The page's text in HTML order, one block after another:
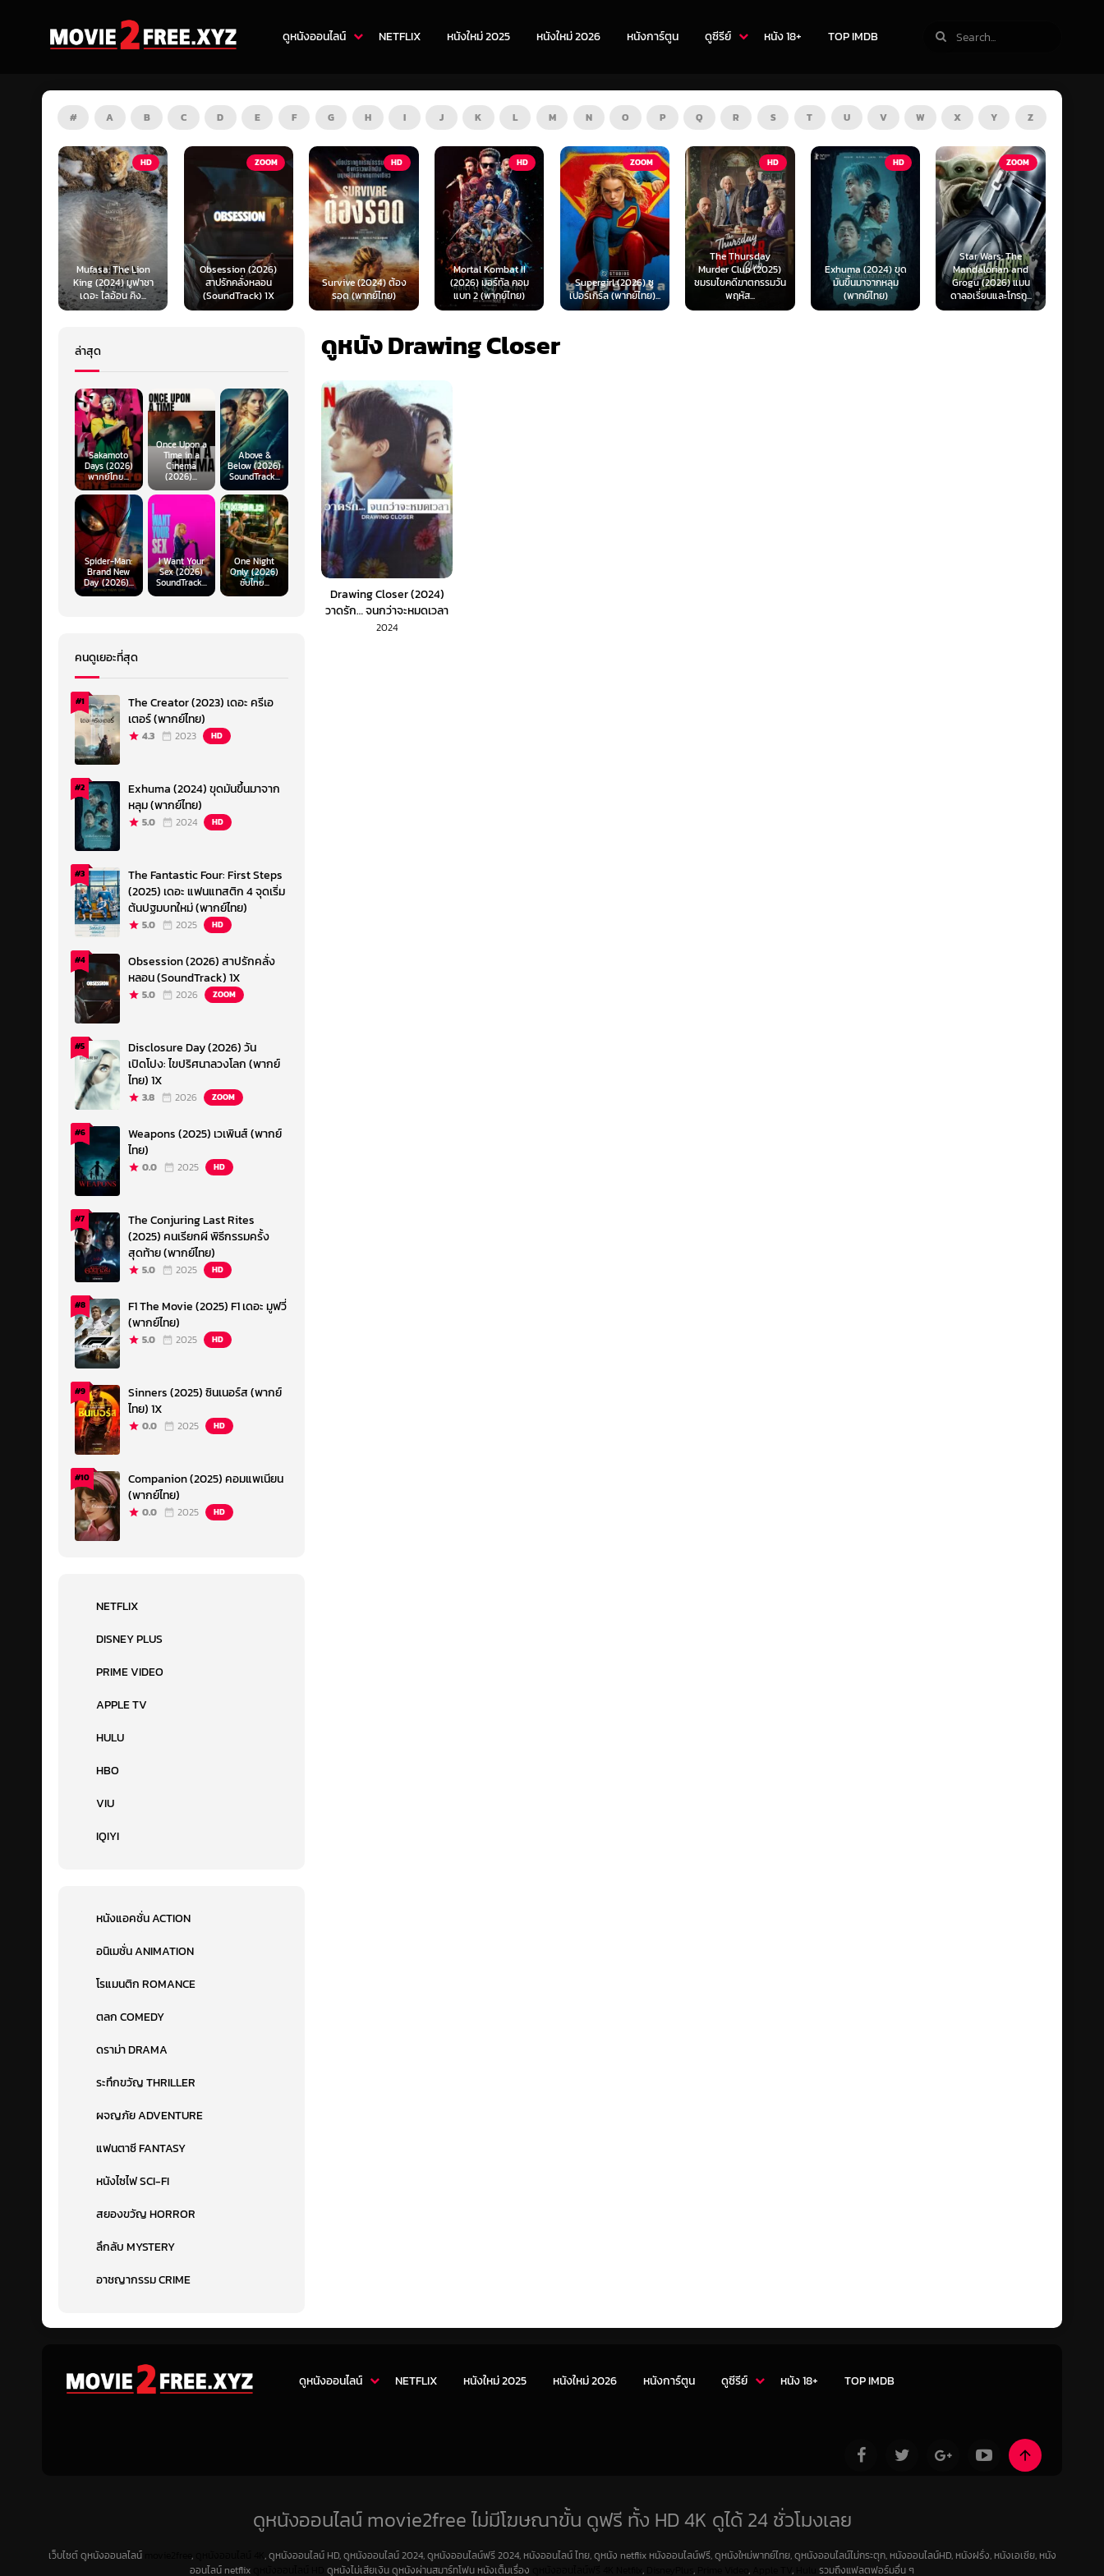
ดูหนังออนไลน์ NETFLIX หนังใหม่ 2025 หนังใหม่ 2026 หนังการ์ตูน ดูซีรีย์ หนัง 18+ TOP IMDB
# A B C D E F G H I J K L M N O P Q R S T U V W X Y Z
ZOOM
Obsession (2026)
สาปรักคลั่งหลอน
(SoundTrack) 1X
HD
Survive (2024) ต้อง
รอด (พากย์ไทย)
HD
Mortal Kombat II
(2026) มอร์ทัล คอม
แบท 2 (พากย์ไทย)
ZOOM
Supergirl (2026) ซู
เปอร์เกิร์ล (พากย์ไทย)...
HD
The Thursday
Murder Club (2025)
ชมรมไขคดีฆาตกรรมวัน
พฤหัส...
HD
Exhuma (2024) ขุด
มันขึ้นมาจากหลุม
(พากย์ไทย)
ZOOM
Star Wars: The
Mandalorian and
Grogu (2026) แมน
ดาลอเรี่ยนและโกรกู...
TV
The Last of Us
Season 1-2 (2025)
เดอะ ลาสต์ ออฟ อัส
ดูหนัง Drawing Closer
Drawing Closer (2024)
วาดรัก… จนกว่าจะหมดเวลา
(พากย์ไทย)
2024
ล่าสุด
Sakamoto
Days (2026)
พากย์ไทย...
Once Upon a
Time in a
Cinema
(2026)...
Above &
Below (2026)
SoundTrack...
Spider-Man:
Brand New
Day (2026)...
I Want Your
Sex (2026)
SoundTrack...
One Night
Only (2026)
ซับไทย...
คนดูเยอะที่สุด
#1
The Creator (2023) เดอะ ครีเอ
เตอร์ (พากย์ไทย)
4.3 2023 HD
#2
Exhuma (2024) ขุดมันขึ้นมาจาก
หลุม (พากย์ไทย)
5.0 2024 HD
#3
The Fantastic Four: First Steps
(2025) เดอะ แฟนแทสติก 4 จุดเริ่ม
ต้นปฐมบทใหม่ (พากย์ไทย)
5.0 2025 HD
#4
Obsession (2026) สาปรักคลั่ง
หลอน (SoundTrack) 1X
5.0 2026 ZOOM
#5
Disclosure Day (2026) วัน
เปิดโปง: ไขปริศนาลวงโลก (พากย์
ไทย) 1X
3.8 2026 ZOOM
#6
Weapons (2025) เวเพินส์ (พากย์
ไทย)
0.0 2025 HD
#7
The Conjuring Last Rites
(2025) คนเรียกผี พิธีกรรมครั้ง
สุดท้าย (พากย์ไทย)
5.0 2025 HD
#8
F1 The Movie (2025) F1 เดอะ มูฟวี่
(พากย์ไทย)
5.0 2025 HD
#9
Sinners (2025) ซินเนอร์ส (พากย์
ไทย) 1X
0.0 2025 HD
#10
Companion (2025) คอมแพเนียน
(พากย์ไทย)
0.0 2025 HD
NETFLIX
DISNEY PLUS
PRIME VIDEO
APPLE TV
HULU
HBO
VIU
IQIYI
หนังแอคชั่น ACTION
อนิเมชั่น ANIMATION
โรแมนติก ROMANCE
ตลก COMEDY
ดราม่า DRAMA
ระทึกขวัญ THRILLER
ผจญภัย ADVENTURE
แฟนตาซี FANTASY
หนังไซไฟ SCI-FI
สยองขวัญ HORROR
ลึกลับ MYSTERY
อาชญากรรม CRIME
ดูหนังออนไลน์ NETFLIX หนังใหม่ 2025 หนังใหม่ 2026 หนังการ์ตูน ดูซีรีย์ หนัง 18+ TOP IMDB
ดูหนังออนไลน์ movie2free ไม่มีโฆษณาขั้น ดูฟรี ทั้ง HD 4K ดูได้ 24 ชั่วโมงเลย
เว็บไซต์ ดูหนังออนลไลน์ ,
, ดูหนังออนไลน์ HD, ดูหนังออนไลน์ 2024, ดูหนังออนไลน์ฟรี 2024, หนังออนไลน์ ไทย, ดูหนัง netflix หนังออนไลน์ฟรี, ดูหนังใหม่พากย์ไทย, ดูหนังออนไลน์ไม่กระตุก, หนังออนไลน์HD, หนังฝรั่ง, หนังเอเชีย, หนัง
ออนไลน์ netflix
ดูหนังไม่เสียเงิน ดูหนังผ่านสมาร์ทโฟน หนังเต็มเรื่อง , , , , รวมถึงแฟลตฟอร์มอื่น ๆ